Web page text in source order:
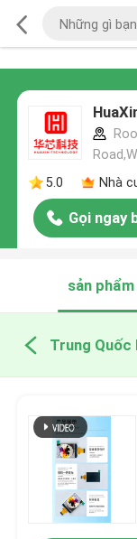
5.0
Nhà
Gọi ngay
sản phẩm
Trung Quốc